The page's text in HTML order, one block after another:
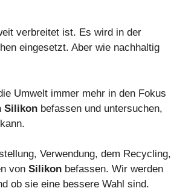
verbreitet ist. Es wird in der
eingesetzt. Aber wie nachhaltig
Umwelt immer mehr in den Fokus
Silikon befassen und untersuchen,
Verwendung, dem Recycling,
von Silikon befassen. Wir werden
ob sie eine bessere Wahl sind.